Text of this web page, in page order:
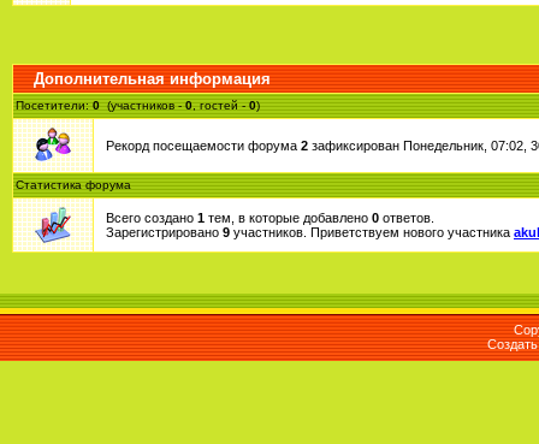
Дополнительная информация
Посетители:0(участников -0, гостей -0)
Рекорд посещаемости форума 2 зафиксирован Понедельник, 07:02,
Статистика форума
Всего создано 1 тем, в которые добавлено 0 ответов.
Зарегистрировано 9 участников. Приветствуем нового участника